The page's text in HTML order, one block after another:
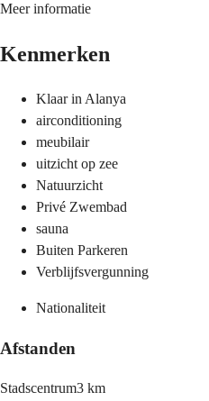
Meer informatie
Kenmerken
Klaar in Alanya
airconditioning
meubilair
uitzicht op zee
Natuurzicht
Privé Zwembad
sauna
Buiten Parkeren
Verblijfsvergunning
Nationaliteit
Afstanden
Stadscentrum3 km